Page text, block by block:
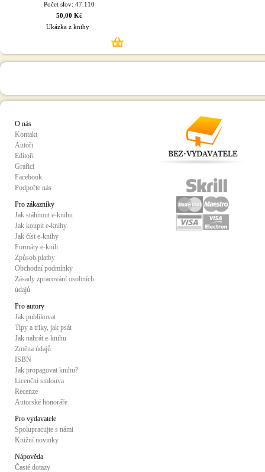
Počet slov: 47.110
50,00 Kč
Ukázka z knihy
O nás
Kontakt
Autoři
Editoři
Grafici
Facebook
Podpořte nás
Pro zákazníky
Jak stáhnout e-knihu
Jak koupit e-knihy
Jak číst e-knihy
Formáty e-knih
Způsob platby
Obchodní podmínky
Zásady zpracování osobních
údajů
Pro autory
Jak publikovat
Tipy a triky, jak psát
Jak nahrát e-knihu
Změna údajů
ISBN
Jak propagovat knihu?
Licenční smlouva
Recenze
Autorské honoráře
Pro vydavatele
Spolupracujte s námi
Knižní novinky
Nápověda
Časté dotazy